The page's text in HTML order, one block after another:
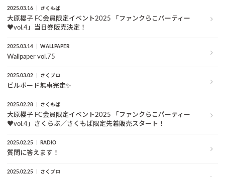
2025.03.16 さくもば
大原櫻子 FC会員限定イベント2025 「ファンクらこパーティー
♥vol.4」当日券販売決定！
2025.03.14 WALLPAPER
Wallpaper vol.75
2025.03.02 さくブロ
ビルボード無事完走✨
2025.02.28 さくもば
大原櫻子 FC会員限定イベント2025 「ファンクらこパーティー
♥vol.4」さくらぶ／さくもば限定先着販売スタート！
2025.02.25 RADIO
質問に答えます！
2025.02.25 さくブロ